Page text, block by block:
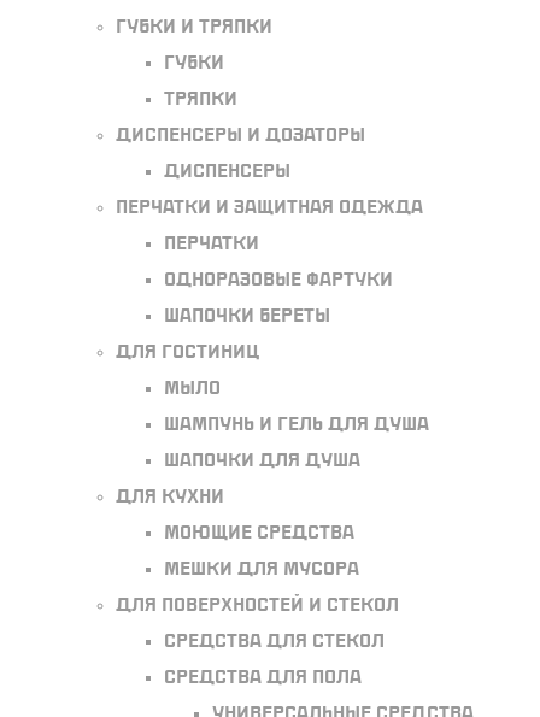
Губки и тряпки
Губки
Тряпки
Диспенсеры и дозаторы
Диспенсеры
Перчатки и защитная одежда
Перчатки
Одноразовые фартуки
Шапочки береты
Для гостиниц
Мыло
Шампунь и гель для душа
Шапочки для душа
Для кухни
Моющие средства
Мешки для мусора
Для поверхностей и стекол
Средства для стекол
Средства для пола
Универсальные средства